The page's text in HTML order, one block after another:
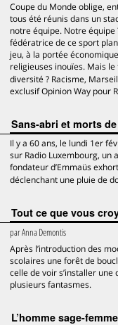
Coupe du Monde oblige,
tous été réunis dans un
notre équipe. Notre équipe
fédératrice de ce sport
jeu, à la portée
religieuses inouïes. Mais
diversité ? Racisme,
exclusif Opinion Way pour
Sans-abri et morts
Il y a 60 ans, le lundi 1er
sur Radio Luxembourg, un
fondateur d’Emmaüs
déclenchant une pluie de
Tout ce que vous
parAnna Demontis
Après l’introduction des
scolaires une forêt de
celle de voir s’installer
plusieurs fantasmes.
L’homme sage-femme